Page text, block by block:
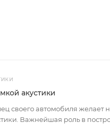
акустики
своего автомобиля желает
Важнейшая роль в